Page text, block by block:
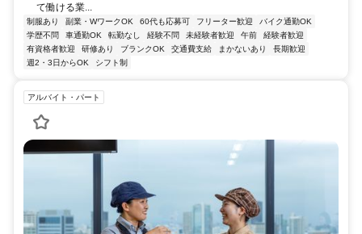
て働ける業...
制服あり 副業・WワークOK 60代も応募可 フリーター歓迎
バイク通勤OK
学歴不問
車通勤OK 転勤なし 経験不問 未経験者歓迎 午前
経験者歓迎
有資格者歓迎
研修あり ブランクOK 交通費支給 まかないあり
長期歓迎
週2・3日からOK
シフト制
アルバイト・パート